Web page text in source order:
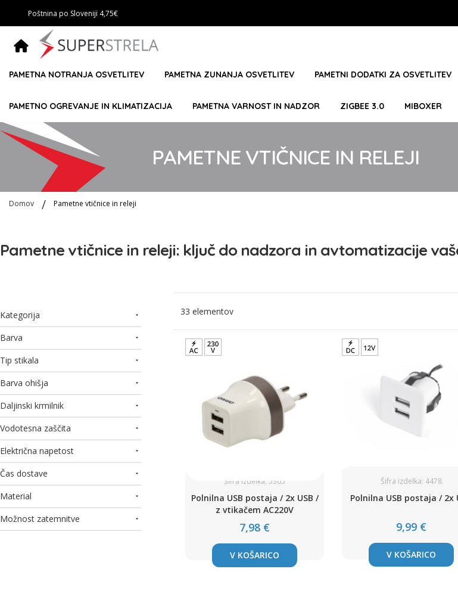
Poštnina po Sloveniji 4,75€
PAMETNA NOTRANJA OSVETLITEV PAMETNA ZUNANJA OSVETLITEV PAMETNI DODATKI ZA OSVETLITEV
PAMETNO OGREVANJE IN KLIMATIZACIJA PAMETNA VARNOST IN NADZOR ZIGBEE 3.0 MIBOXER
PAMETNE VTIČNICE IN RELEJI
Domov Pametne vtičnice in releji
Pametne vtičnice in releji: ključ do nadzora in avtomatizacije
33 elementov
Šifra izdelka: 5305
Polnilna USB postaja / 2x USB /
z vtikačem AC220V
7,98 €
V KOŠARICO
Šifra izdelka: 4478
Polnilna USB postaja / 2x
9,99 €
V KOŠARICO
Kategorija
Barva
Tip stikala
Barva ohišja
Daljinski krmilnik
Vodotesna zaščita
Električna napetost
Čas dostave
Material
Možnost zatemnitve